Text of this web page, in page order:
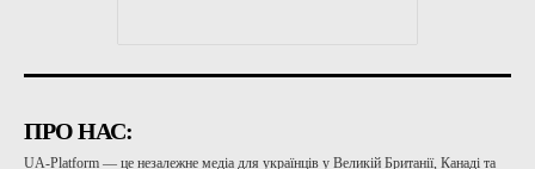
ПРО НАС:
UA-Platform — це незалежне медіа для українців у Великій Британії, Канаді та